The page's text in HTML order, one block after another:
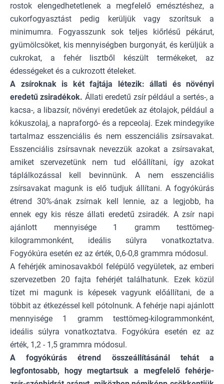
rostok elengedhetetlenek a megfelelő emésztéshez, a
cukorfogyasztást pedig kerüljük vagy szorítsuk a
minimumra. Fogyasszunk sok teljes kiőrlésű pékárut,
gyümölcsöket, kis mennyiségben burgonyát, és kerüljük a
cukrokat, a fehér lisztből készült termékeket, az
édességeket és a cukrozott ételeket.
A zsíroknak is két fajtája létezik: állati és növényi
eredetű zsiradékok. Állati eredetű zsír például a sertés-, a
kacsa-, a libazsír, növényi eredetűek az étolajok, például a
kókuszolaj, a napraforgó- és a repceolaj. Ezek mindegyike
tartalmaz esszenciális és nem esszenciális zsírsavakat.
Esszenciális zsírsavnak nevezzük azokat a zsírsavakat,
amiket szervezetünk nem tud előállítani, így azokat
táplálkozással kell bevinnünk. A nem esszenciális
zsírsavakat magunk is elő tudjuk állítani. A fogyókúrás
étrend 30%-ának zsírnak kell lennie, az a legjobb, ha
ennek egy kis része állati eredetű zsiradék. A zsír napi
ajánlott mennyisége 1 gramm testtömeg-
kilogrammonként, ideális súlyra vonatkoztatva.
Fogyókúra esetén ez az érték, 0,6-0,8 grammra módosul.
A fehérjék aminosavakból felépülő vegyületek, az emberi
szervezetben 20 fajta fehérjét találhatunk. Ezek közül
tízet mi magunk is képesek vagyunk előállítani, de a
többit az étkezéssel kell pótolnunk. A fehérje napi ajánlott
mennyisége 1 gramm testtömeg-kilogrammonként,
ideális súlyra vonatkoztatva. Fogyókúra esetén ez az
érték, 1,2 - 1,5 grammra módosul.
A fogyókúrás étrend összeállításánál tehát a
legfontosabb, hogy megtartsuk a megfelelő fehérje-